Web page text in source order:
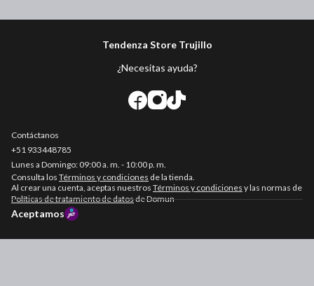
Tendenza Store Trujillo
¿Necesitas ayuda?
Contáctanos
+51 933448785
Consulta los Términos y condiciones de la tienda.
Al crear una cuenta, aceptas nuestros Términos y condiciones y las normas de
Políticas de tratamiento de datosde Domun
Aceptamos